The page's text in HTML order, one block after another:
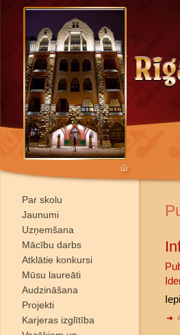
Par skolu
Jaunumi
Uzņemšana
Mācību darbs
Atklātie konkursi
Mūsu laureāti
Audzināšana
Projekti
Karjeras izglītība